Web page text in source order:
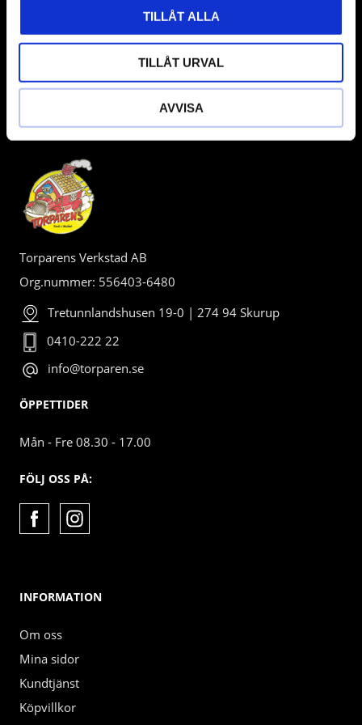
TILLÅT ALLA
TILLÅT URVAL
AVVISA
BUTIK
Torparens Verkstad AB
Org.nummer: 556403-6480
Tretunnlandshusen 19-0 | 274 94 Skurup
0410-222 22
info@torparen.se
ÖPPETTIDER
Mån - Fre 08.30 - 17.00
FÖLJ OSS PÅ:
INFORMATION
Om oss
Mina sidor
Kundtjänst
Köpvillkor